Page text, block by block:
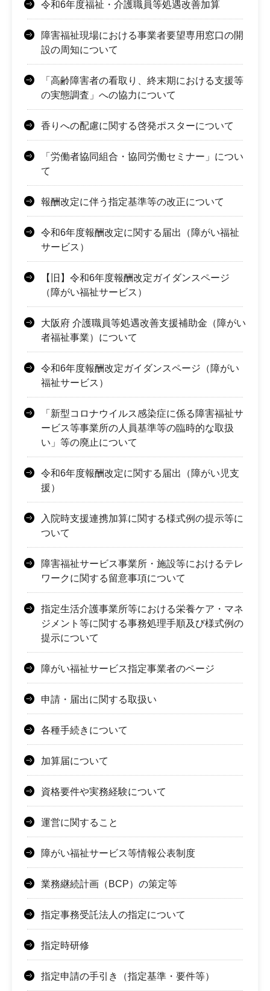
令和6年度福祉・介護職員等処遇改善加算
障害福祉現場における事業者要望専用窓口の開
設の周知について
「高齢障害者の看取り、終末期における支援等
の実態調査」への協力について
香りへの配慮に関する啓発ポスターについて
「労働者協同組合・協同労働セミナー」につい
て
報酬改定に伴う指定基準等の改正について
令和6年度報酬改定に関する届出（障がい福祉
サービス）
【旧】令和6年度報酬改定ガイダンスページ
（障がい福祉サービス）
大阪府 介護職員等処遇改善支援補助金（障がい
者福祉事業）について
令和6年度報酬改定ガイダンスページ（障がい
福祉サービス）
「新型コロナウイルス感染症に係る障害福祉サ
ービス等事業所の人員基準等の臨時的な取扱
い」等の廃止について
令和6年度報酬改定に関する届出（障がい児支
援）
入院時支援連携加算に関する様式例の提示等に
ついて
障害福祉サービス事業所・施設等におけるテレ
ワークに関する留意事項について
指定生活介護事業所等における栄養ケア・マネ
ジメント等に関する事務処理手順及び様式例の
提示について
障がい福祉サービス指定事業者のページ
申請・届出に関する取扱い
各種手続きについて
加算届について
資格要件や実務経験について
運営に関すること
障がい福祉サービス等情報公表制度
業務継続計画（BCP）の策定等
指定事務受託法人の指定について
指定時研修
指定申請の手引き（指定基準・要件等）